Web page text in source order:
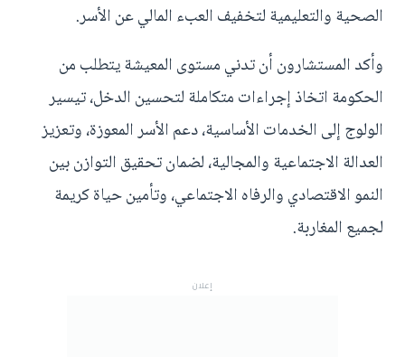
الصحية والتعليمية لتخفيف العبء المالي عن الأسر.
وأكد المستشارون أن تدني مستوى المعيشة يتطلب من
الحكومة اتخاذ إجراءات متكاملة لتحسين الدخل، تيسير
الولوج إلى الخدمات الأساسية، دعم الأسر المعوزة، وتعزيز
العدالة الاجتماعية والمجالية، لضمان تحقيق التوازن بين
النمو الاقتصادي والرفاه الاجتماعي، وتأمين حياة كريمة
لجميع المغاربة.
إعلان